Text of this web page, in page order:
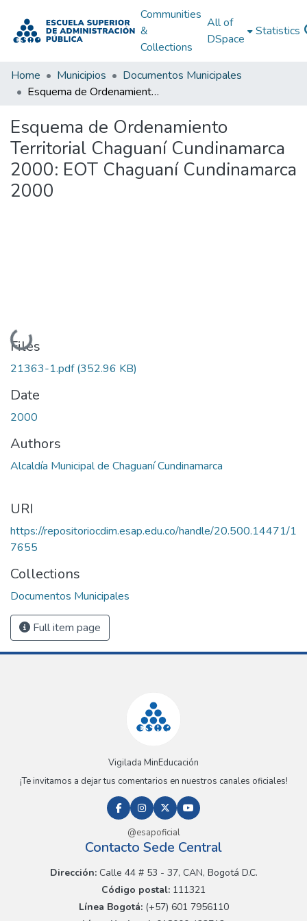
Communities
&
Collections
All of
DSpace
Statistics
Home Municipios
Documentos Municipales
Esquema de Ordenamiento Territorial Chaguaní Cundinamarca 2000: EOT Chaguaní Cundinamarca 2000
Esquema de Ordenamiento
Territorial Chaguaní Cundinamarca
2000: EOT Chaguaní Cundinamarca
2000
Loading...
Files
21363-1.pdf(352.96 KB)
Date
2000
Authors
Alcaldía Municipal de Chaguaní Cundinamarca
URI
https://repositoriocdim.esap.edu.co/handle/20.500.14471/1
7655
Collections
Documentos Municipales
Full item page
Vigilada MinEducación
¡Te invitamos a dejar tus comentarios en nuestros canales oficiales!
@esapoficial
Contacto Sede Central
Dirección:Calle 44 # 53 - 37, CAN, Bogotá D.C.
Código postal: 111321
Línea Bogotá:(+57) 601 7956110